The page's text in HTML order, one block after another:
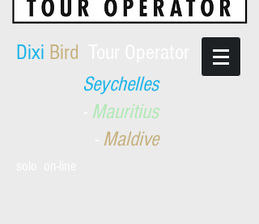
​Dixi Bird
Seychelles
Mauritius
Maldive